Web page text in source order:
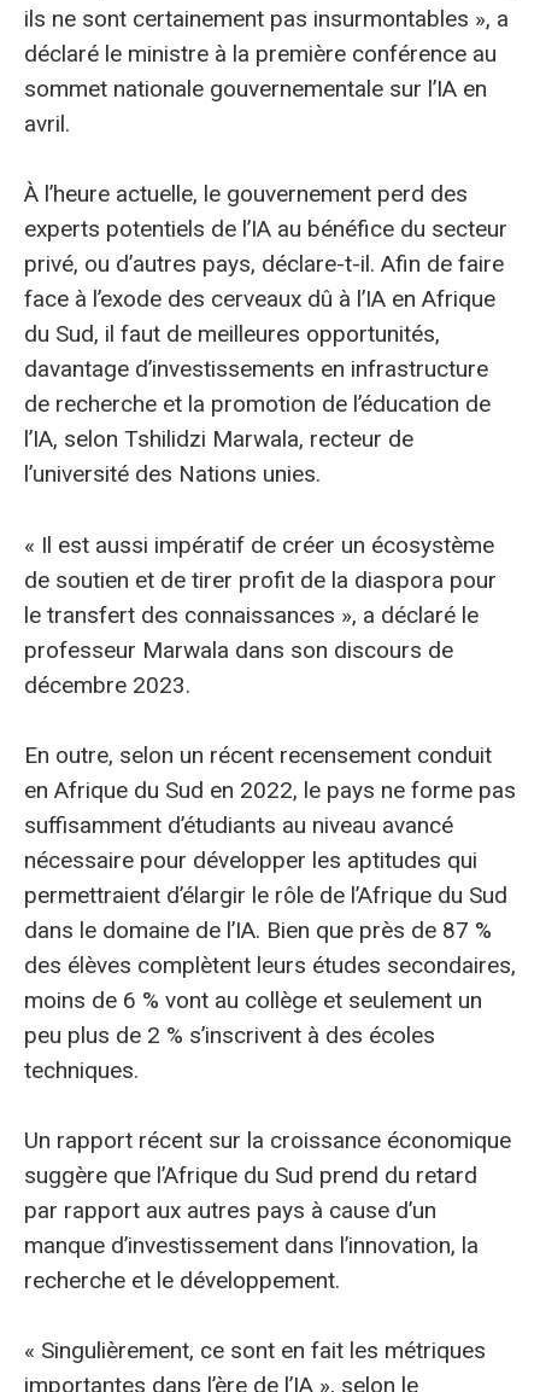
ils ne sont certainement pas insurmontables », a
déclaré le ministre à la première conférence au
sommet nationale gouvernementale sur l’IA en
avril.
À l’heure actuelle, le gouvernement perd des
experts potentiels de l’IA au bénéfice du secteur
privé, ou d’autres pays, déclare-t-il. Afin de faire
face à l’exode des cerveaux dû à l’IA en Afrique
du Sud, il faut de meilleures opportunités,
davantage d’investissements en infrastructure
de recherche et la promotion de l’éducation de
l’IA, selon Tshilidzi Marwala, recteur de
l’université des Nations unies.
« Il est aussi impératif de créer un écosystème
de soutien et de tirer profit de la diaspora pour
le transfert des connaissances », a déclaré le
professeur Marwala dans son discours de
décembre 2023.
En outre, selon un récent recensement conduit
en Afrique du Sud en 2022, le pays ne forme pas
suffisamment d’étudiants au niveau avancé
nécessaire pour développer les aptitudes qui
permettraient d’élargir le rôle de l’Afrique du Sud
dans le domaine de l’IA. Bien que près de 87 %
des élèves complètent leurs études secondaires,
moins de 6 % vont au collège et seulement un
peu plus de 2 % s’inscrivent à des écoles
techniques.
Un rapport récent sur la croissance économique
suggère que l’Afrique du Sud prend du retard
par rapport aux autres pays à cause d’un
manque d’investissement dans l’innovation, la
recherche et le développement.
« Singulièrement, ce sont en fait les métriques
importantes dans l’ère de l’IA », selon le